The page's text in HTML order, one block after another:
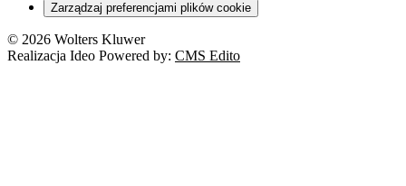
Zarządzaj preferencjami plików cookie
© 2026 Wolters Kluwer
Realizacja Ideo Powered by: CMS Edito